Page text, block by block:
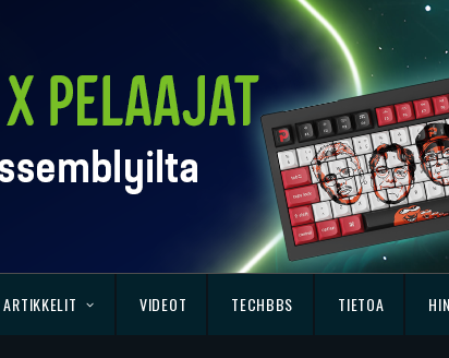
ARTIKKELIT VIDEOT TECHBBS TIETOA